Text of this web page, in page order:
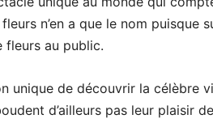
n’en a que le nom puisque
fleurs au public.
unique de découvrir la célèbre
d’ailleurs pas leur plaisir